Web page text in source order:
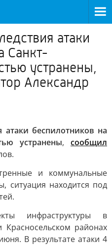
атаки
Санкт-
устранены,
Александр
атаки беспилотников на
устранены, сообщил
и коммунальные
ситуация находится под
инфраструктуры в
районах
В результате атаки 4